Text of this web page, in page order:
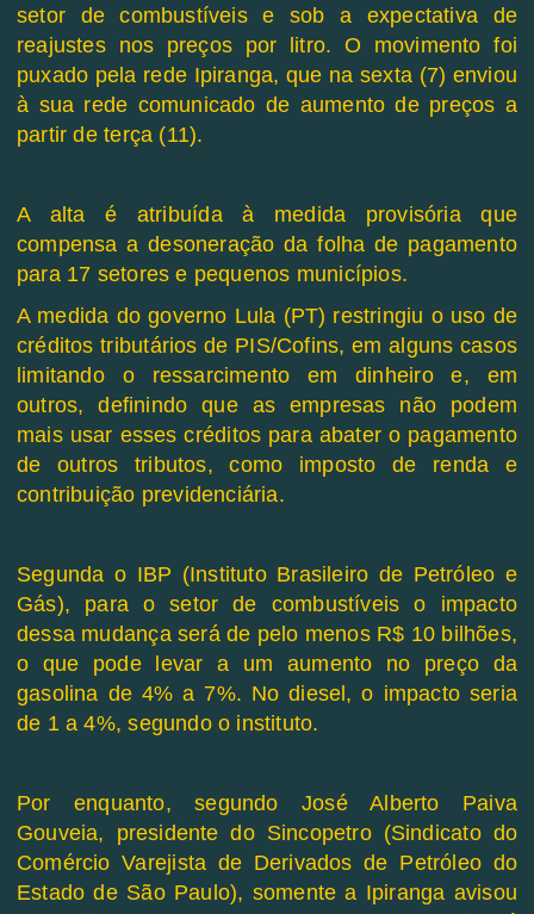
setor de combustíveis e sob a expectativa de
reajustes nos preços por litro. O movimento foi
puxado pela rede Ipiranga, que na sexta (7) enviou
à sua rede comunicado de aumento de preços a
partir de terça (11).
A alta é atribuída à medida provisória que
compensa a desoneração da folha de pagamento
para 17 setores e pequenos municípios.
A medida do governo Lula (PT) restringiu o uso de
créditos tributários de PIS/Cofins, em alguns casos
limitando o ressarcimento em dinheiro e, em
outros, definindo que as empresas não podem
mais usar esses créditos para abater o pagamento
de outros tributos, como imposto de renda e
contribuição previdenciária.
Segunda o IBP (Instituto Brasileiro de Petróleo e
Gás), para o setor de combustíveis o impacto
dessa mudança será de pelo menos R$ 10 bilhões,
o que pode levar a um aumento no preço da
gasolina de 4% a 7%. No diesel, o impacto seria
de 1 a 4%, segundo o instituto.
Por enquanto, segundo José Alberto Paiva
Gouveia, presidente do Sincopetro (Sindicato do
Comércio Varejista de Derivados de Petróleo do
Estado de São Paulo), somente a Ipiranga avisou